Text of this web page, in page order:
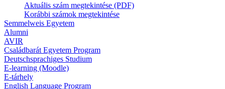
Aktuális szám megtekintése (PDF)
Korábbi számok megtekintése
Semmelweis Egyetem
Alumni
AVIR
Családbarát Egyetem Program
Deutschsprachiges Studium
E-learning (Moodle)
E-tárhely
English Language Program